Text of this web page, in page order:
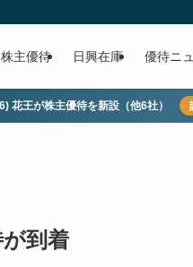
株主優待 日興在庫 優待ニ
花王が株主優待を新設（他6社）
到着